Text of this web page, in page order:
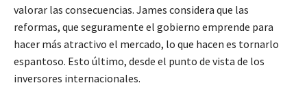
valorar las consecuencias. James considera que las
reformas, que seguramente el gobierno emprende para
hacer más atractivo el mercado, lo que hacen es tornarlo
espantoso. Esto último, desde el punto de vista de los
inversores internacionales.